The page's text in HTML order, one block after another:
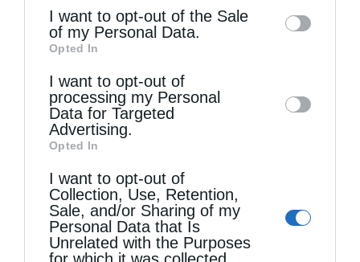
information may also be disclosed by us to
third parties on theIAB’s List of
Downstream Participants
disclose it to other third parties.
I want to opt-out of the Sale
of my Personal Data.
Opted In
I want to opt-out of
processing my Personal
Data for Targeted
Advertising.
Opted In
I want to opt-out of
Collection, Use, Retention,
Sale, and/or Sharing of my
Personal Data that Is
Unrelated with the Purposes
for which it was collected.
Τελευταία άρθρα
Αρχιερατική Θεία Λειτουργία στη Μονή
Μεταμορφώσεως Σωτήρος Χορτιάτη
της Μυροβλύτιδος στη Μητρόπολη
Θεσσαλονίκης